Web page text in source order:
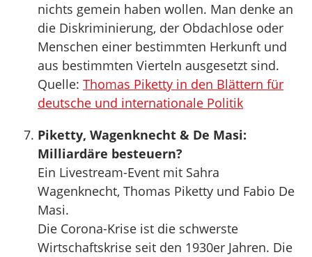
nichts gemein haben wollen. Man denke an
die Diskriminierung, der Obdachlose oder
Menschen einer bestimmten Herkunft und
aus bestimmten Vierteln ausgesetzt sind.
Quelle: Thomas Piketty in den Blättern für
deutsche und internationale Politik
Piketty, Wagenknecht & De Masi:
Milliardäre besteuern?
Ein Livestream-Event mit Sahra
Wagenknecht, Thomas Piketty und Fabio De
Masi.
Die Corona-Krise ist die schwerste
Wirtschaftskrise seit den 1930er Jahren. Die